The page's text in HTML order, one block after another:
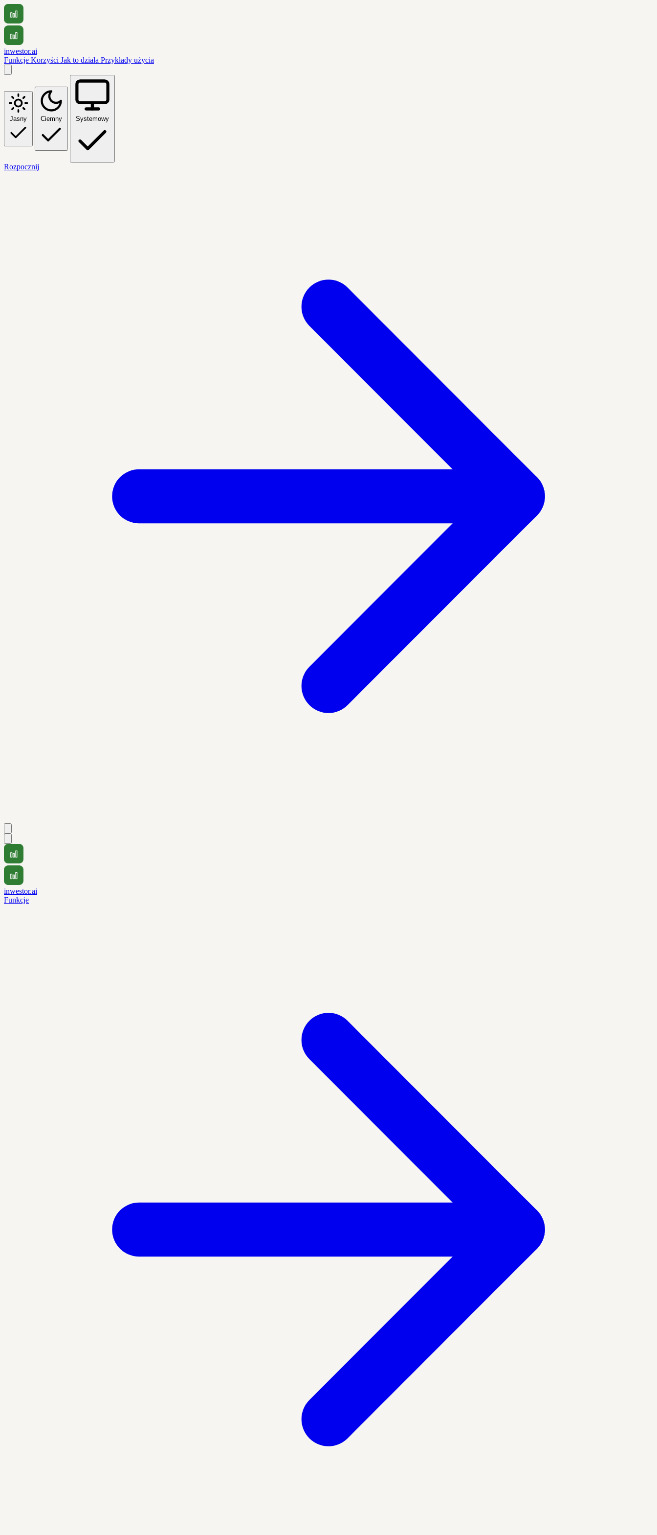
inwestor.ai
Funkcje Korzyści Jak to działa Przykłady użycia
Jasny Ciemny Systemowy
Rozpocznij
inwestor.ai
Funkcje